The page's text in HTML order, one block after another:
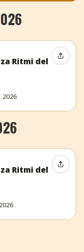
Ritmi del
Ritmi del